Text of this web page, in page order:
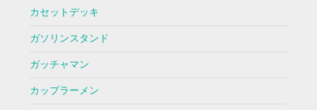
カセットデッキ
ガソリンスタンド
ガッチャマン
カップラーメン